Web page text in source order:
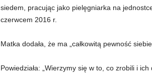
siedem, pracując jako pielęgniarka na
czerwcem 2016 r.
Matka dodała, że ​​ma „całkowitą pewność
Powiedziała: „Wierzymy się w to, co zrobili i